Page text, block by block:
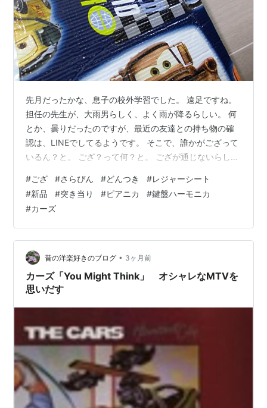
ポール・ドゥーリイ
キャサリン・ヘルモンド
マイケル・ウォリス
リチャード・ベティ
マイケル・キートン
ジョン・ラッツェンバーガー
日本語吹き替え版
土田大
浦山迅
戸田恵子
山口智充
パンツェッタ・ジローラモ
赤坂泰彦
福澤朗
概要
ている＜クルマの世界＞。ピストン・カップの若
き天才レーサー、ライトニング・マックイーン。
自己中心的な性格が玉にキズの彼は、レース会場
への移動中にふとした事故から小さな田舎町“ラジ
エーター・スプリングス”に迷い込んでしまう。い
先月だったかな、息子の校外学習でした。 遠足ですね。
担任の先生が、大雨男らしく、よく雨が降るらしい。 何
とか、曇りだったのですが、最近の友達との持ち物の確
認は、LINEでしてるようです。 そこで、誰かがござって
いるん？と。 ござ？って何？と。 ござが通じないらし
突き当り この変もわからないでと言っていました。 さら
ぴんは、私も使わないような気がするけど、ござは使っ
てるかも。 旦那は、どんつきを使ってる（笑） 意味は分
かりますが、スパゲティをパスタと言ったりしますよ
ね。 それで、思い出しました。 息子がまだ小学生の低学
年だったころ。 音楽の…
#ござ #さらぴん #どんつき #レジャーシート
#新品 #突き当り #ピアニカ #鍵盤ハーモニカ
#カーズ
昔の洋楽好きのブログ • 3ヶ月前
カーズ「You Might Think」 オシャレなMTVを
思いだす